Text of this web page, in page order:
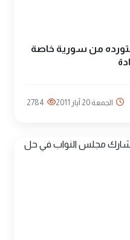
من سورية خاصة
الجمعة 20 آيار 2011 2784